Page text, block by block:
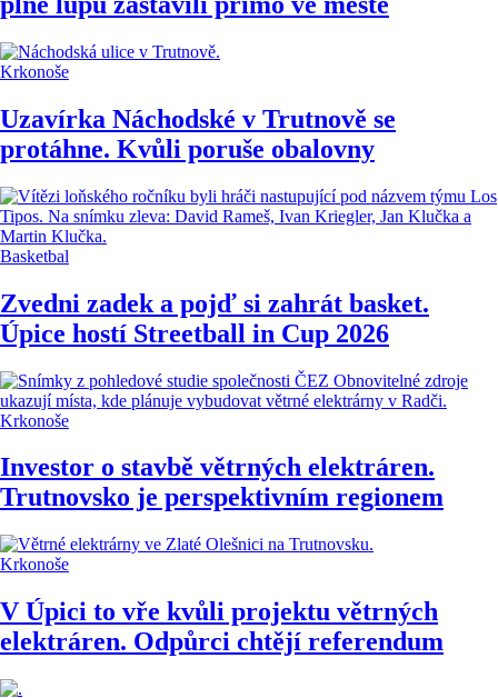
Krkonoše
Uzavírka Náchodské v Trutnově se
protáhne. Kvůli poruše obalovny
Basketbal
Zvedni zadek a pojď si zahrát basket.
Úpice hostí Streetball in Cup 2026
Krkonoše
Investor o stavbě větrných elektráren.
Trutnovsko je perspektivním regionem
Krkonoše
V Úpici to vře kvůli projektu větrných
elektráren. Odpůrci chtějí referendum